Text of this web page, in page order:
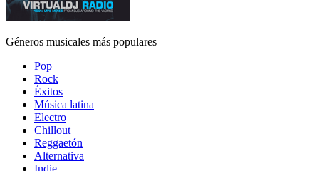
Géneros musicales más populares
Pop
Rock
Éxitos
Música latina
Electro
Chillout
Reggaetón
Alternativa